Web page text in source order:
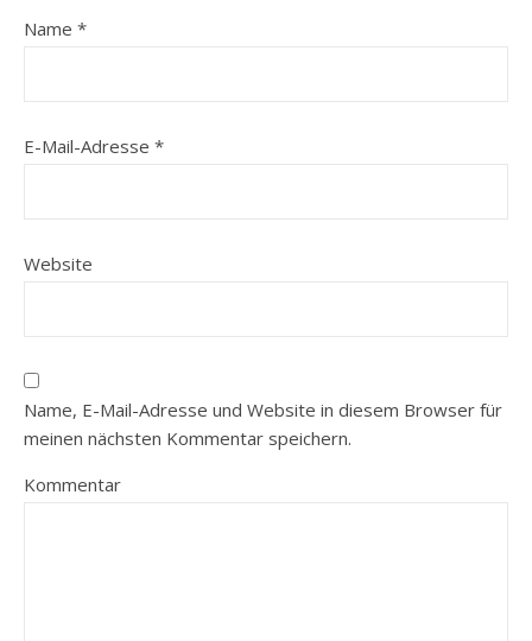
Name *
E-Mail-Adresse *
Website
Name, E-Mail-Adresse und Website in diesem Browser für
meinen nächsten Kommentar speichern.
Kommentar